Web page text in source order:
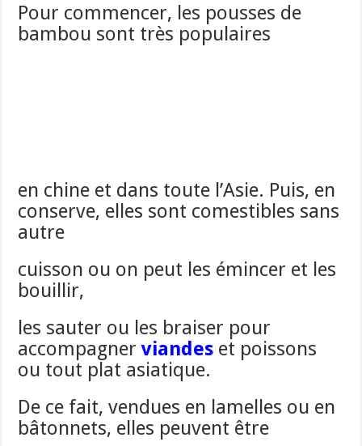
Pour commencer, les pousses de
bambou sont très populaires
en chine et dans toute l’Asie. Puis, en
conserve, elles sont comestibles sans
autre
cuisson ou on peut les émincer et les
bouillir,
les sauter ou les braiser pour
accompagnerviandes et poissons
ou tout plat asiatique.
De ce fait, vendues en lamelles ou en
bâtonnets, elles peuvent être